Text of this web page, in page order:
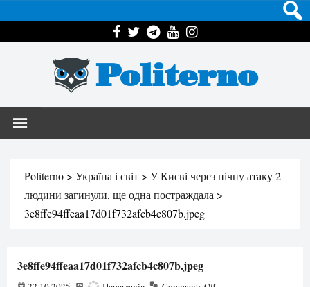
Politerno
Politerno > Україна і світ > У Києві через нічну атаку 2
людини загинули, ще одна постраждала >
3e8ffe94ffeaa17d01f732afcb4c807b.jpeg
3e8ffe94ffeaa17d01f732afcb4c807b.jpeg